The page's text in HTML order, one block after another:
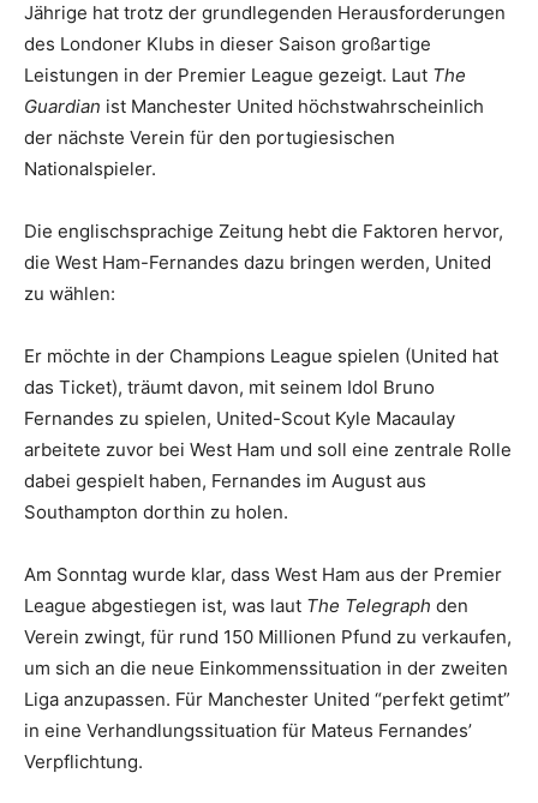
Jährige hat trotz der grundlegenden Herausforderungen
des Londoner Klubs in dieser Saison großartige
Leistungen in der Premier League gezeigt. Laut The
Guardian ist Manchester United höchstwahrscheinlich
der nächste Verein für den portugiesischen
Nationalspieler.
Die englischsprachige Zeitung hebt die Faktoren hervor,
die West Ham-Fernandes dazu bringen werden, United
zu wählen:
Er möchte in der Champions League spielen (United hat
das Ticket), träumt davon, mit seinem Idol Bruno
Fernandes zu spielen, United-Scout Kyle Macaulay
arbeitete zuvor bei West Ham und soll eine zentrale Rolle
dabei gespielt haben, Fernandes im August aus
Southampton dorthin zu holen.
Am Sonntag wurde klar, dass West Ham aus der Premier
League abgestiegen ist, was laut The Telegraph den
Verein zwingt, für rund 150 Millionen Pfund zu verkaufen,
um sich an die neue Einkommenssituation in der zweiten
Liga anzupassen. Für Manchester United “perfekt getimt”
in eine Verhandlungssituation für Mateus Fernandes’
Verpflichtung.